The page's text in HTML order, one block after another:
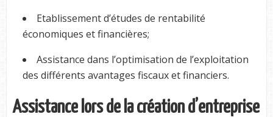
Etablissement d’études de rentabilité
économiques et financières;
Assistance dans l’optimisation de l’exploitation
des différents avantages fiscaux et financiers.
Assistance lors de la création d’entreprise